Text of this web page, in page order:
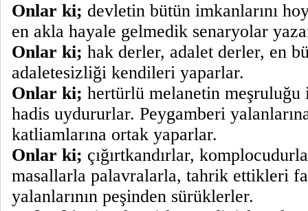
Onlar ki; devletin bütün imkanlarını
en akla hayale gelmedik senaryolar
Onlar ki; hak derler, adalet derler, en
adaletesizliği kendileri yaparlar.
Onlar ki; hertürlü melanetin meşruluğu
hadis uydururlar. Peygamberi
katliamlarına ortak yaparlar.
Onlar ki; çığırtkandırlar,
masallarla palavralarla, tahrik ettikleri
yalanlarının peşinden sürüklerler.